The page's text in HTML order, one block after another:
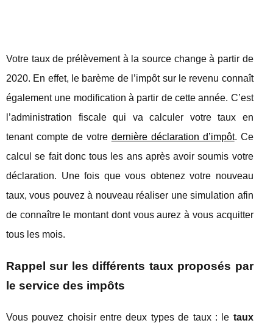
Votre taux de prélèvement à la source change à partir de
2020. En effet, le barème de l’impôt sur le revenu connaît
également une modification à partir de cette année. C’est
l’administration fiscale qui va calculer votre taux en
tenant compte de votre dernière déclaration d’impôt. Ce
calcul se fait donc tous les ans après avoir soumis votre
déclaration. Une fois que vous obtenez votre nouveau
taux, vous pouvez à nouveau réaliser une simulation afin
de connaître le montant dont vous aurez à vous acquitter
tous les mois.
Rappel sur les différents taux proposés par
le service des impôts
Vous pouvez choisir entre deux types de taux : le taux